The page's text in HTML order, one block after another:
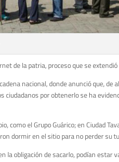
de la patria, proceso que se
nacional, donde anunció que, de
ciudadanos por obtenerlo se ha
como el Grupo Guárico; en Ciudad
dormir en el sitio para no perder su
obligación de sacarlo, podían estar